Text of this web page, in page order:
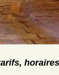
horaires